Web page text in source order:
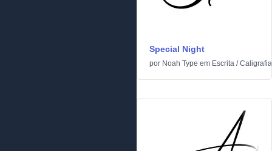
Special Night
por Noah Type em Escrita /Caligrafia